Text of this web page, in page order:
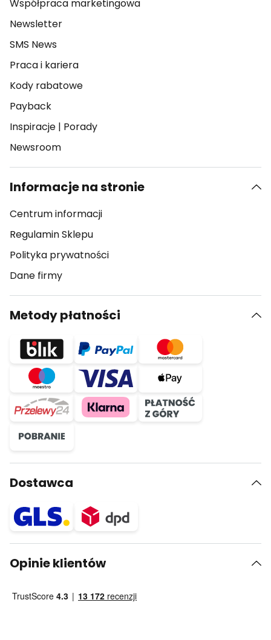
Współpraca marketingowa
Newsletter
SMS News
Praca i kariera
Kody rabatowe
Payback
Inspiracje | Porady
Newsroom
Informacje na stronie
Centrum informacji
Regulamin Sklepu
Polityka prywatności
Dane firmy
Metody płatności
Dostawca
Opinie klientów